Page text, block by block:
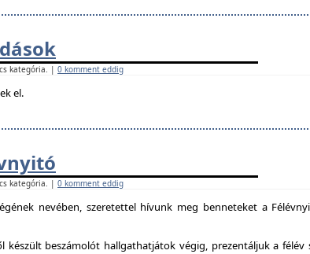
kategória. | 0 komment eddig
el.
kategória. | 0 komment eddig
nevében, szeretettel hívunk meg benneteket a
készült beszámolót hallgathatjátok végig, prezentáljuk a félév